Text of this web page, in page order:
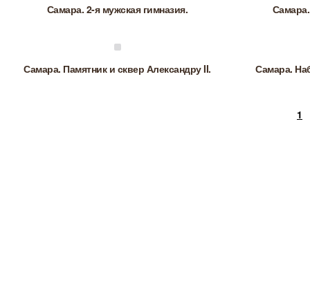
Самара. 2-я мужская гимназия.
Самара. Памятник и сквер Александру II. Самара.
1